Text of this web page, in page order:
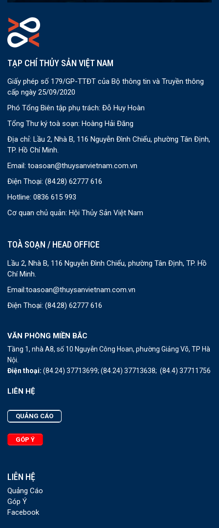
TẠP CHÍ THỦY SẢN VIỆT NAM
Giấy phép số 179/GP-TTĐT của Bộ thông tin và Truyền thông
cấp ngày 25/09/2020
Phó Tổng Biên tập phụ trách: Đỗ Huy Hoàn
Tổng Thư ký toà soạn: Hoàng Hải Đăng
Địa chỉ: Lầu 2, Nhà B, 116 Nguyễn Đình Chiểu, phường Tân Định,
TP. Hồ Chí Minh.
Email: toasoan@thuysanvietnam.com.vn
Điện Thoại: (84.28) 62777 616
Hotline: 0836 615 993
Cơ quan chủ quản: Hội Thủy Sản Việt Nam
TOÀ SOẠN / HEAD OFFICE
Lầu 2, Nhà B, 116 Nguyễn Đình Chiểu, phường Tân Định, TP. Hồ
Chí Minh.
Email:toasoan@thuysanvietnam.com.vn
Điện Thoại: (84.28) 62777 616
VĂN PHÒNG MIỀN BẮC
Tầng 1, nhà A8, số 10 Nguyễn Công Hoan, phường Giảng Võ, TP Hà
Nội.
Điện thoại: (84.24) 37713699; (84.24) 37713638; (84.4) 37711756
LIÊN HỆ
QUẢNG CÁO
GÓP Ý
LIÊN HỆ
Quảng Cáo
Góp Ý
Facebook